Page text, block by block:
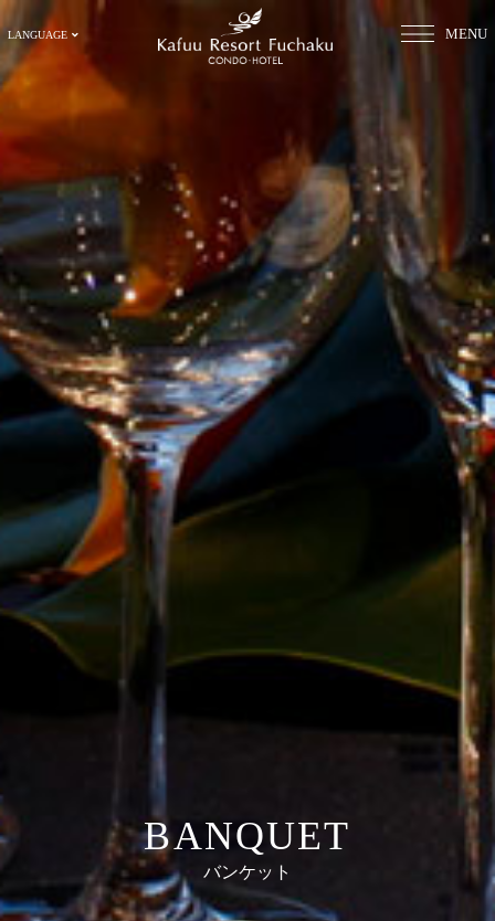
MENU
LANGUAGE
BANQUET
バンケット